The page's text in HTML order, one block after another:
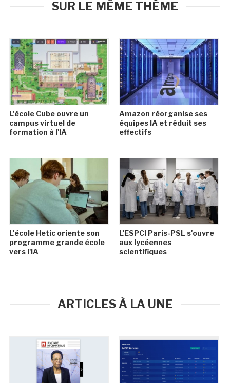
SUR LE MÊME THÈME
L'école Cube ouvre un
campus virtuel de
formation à l'IA
Amazon réorganise ses
équipes IA et réduit ses
effectifs
L'école Hetic oriente son
programme grande école
vers l'IA
L'ESPCI Paris-PSL s'ouvre
aux lycéennes
scientifiques
ARTICLES À LA UNE